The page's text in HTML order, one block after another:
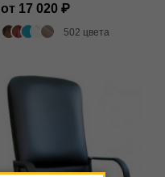
от 17 020
502 цвета